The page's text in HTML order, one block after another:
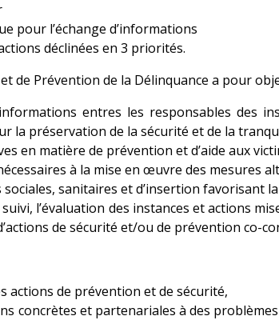
pour l’échange d’informations
déclinées en 3 priorités.
de Prévention de la Délinquance a pour
entres les responsables
la préservation de la sécurité et de la
en matière de prévention et d’aide aux
à la mise en œuvre des mesures
sanitaires et d’insertion favorisant
l’évaluation des instances et actions
de sécurité et/ou de prévention co-
actions de prévention et de sécurité,
concrètes et partenariales à des